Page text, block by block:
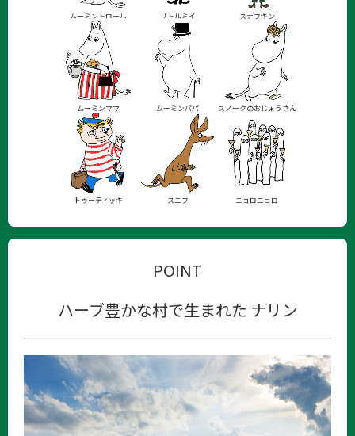
ムーミントロール リトルミイ スナフキン
ムーミンママ ムーミンパパ スノークのおじょうさん
トゥーティッキ スニフ ニョロニョロ
POINT
ハーブ豊かな村で生まれた ナリン